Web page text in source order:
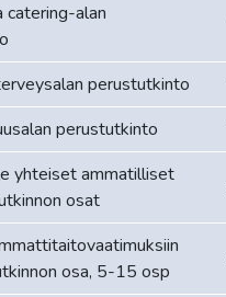
catering-alan
perustutkinto
perustutkinto
yhteiset ammatilliset
osat
osa, 5-15 osp